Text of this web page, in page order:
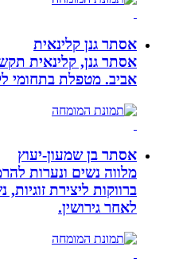
אסתר גנן קלינאית
אסתר גנן, קלינאית
אביב. מטפלת בתחומי לקות
אסתר בן שמעון-יעוץ
מלווה נשים ונערות
ברווקות ליצירת זוגיות,
לאחר גירושין.